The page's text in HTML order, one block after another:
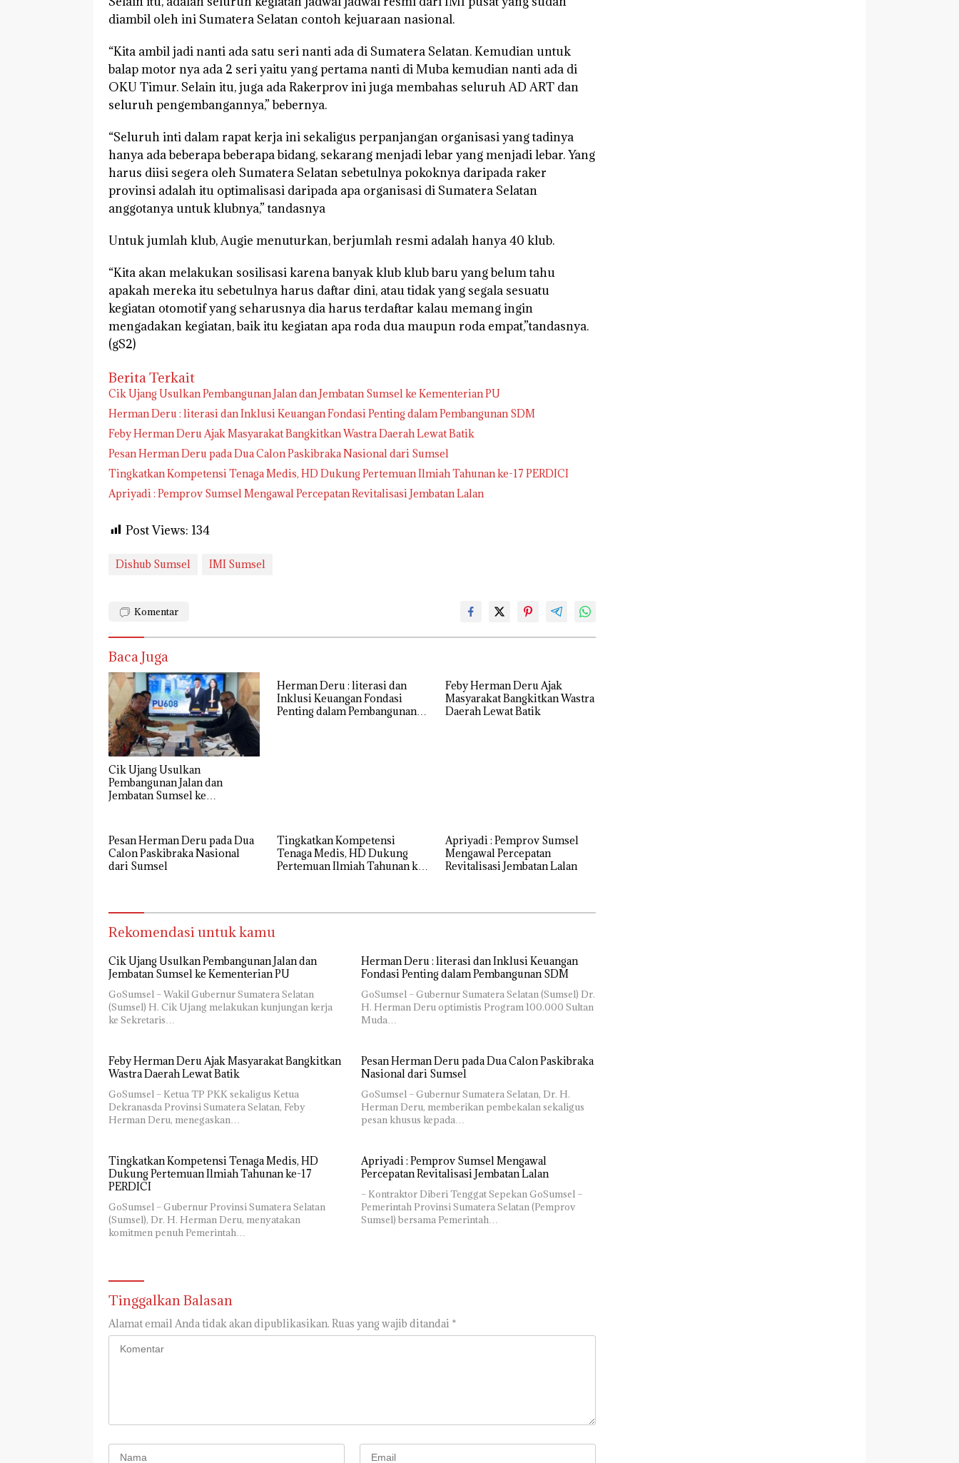
diambil oleh ini Sumatera Selatan contoh kejuaraan nasional.
“Kita ambil jadi nanti ada satu seri nanti ada di Sumatera Selatan. Kemudian untuk
balap motor nya ada 2 seri yaitu yang pertama nanti di Muba kemudian nanti ada di
OKU Timur. Selain itu, juga ada Rakerprov ini juga membahas seluruh AD ART dan
seluruh pengembangannya,” bebernya.
“Seluruh inti dalam rapat kerja ini sekaligus perpanjangan organisasi yang tadinya
hanya ada beberapa beberapa bidang, sekarang menjadi lebar yang menjadi lebar. Yang
harus diisi segera oleh Sumatera Selatan sebetulnya pokoknya daripada raker
provinsi adalah itu optimalisasi daripada apa organisasi di Sumatera Selatan
anggotanya untuk klubnya,” tandasnya
Untuk jumlah klub, Augie menuturkan, berjumlah resmi adalah hanya 40 klub.
“Kita akan melakukan sosilisasi karena banyak klub klub baru yang belum tahu
apakah mereka itu sebetulnya harus daftar dini, atau tidak yang segala sesuatu
kegiatan otomotif yang seharusnya dia harus terdaftar kalau memang ingin
mengadakan kegiatan, baik itu kegiatan apa roda dua maupun roda empat,”tandasnya.
(gS2)
Berita Terkait
Cik Ujang Usulkan Pembangunan Jalan dan Jembatan Sumsel ke Kementerian PU
Herman Deru : literasi dan Inklusi Keuangan Fondasi Penting dalam Pembangunan SDM
Feby Herman Deru Ajak Masyarakat Bangkitkan Wastra Daerah Lewat Batik
Pesan Herman Deru pada Dua Calon Paskibraka Nasional dari Sumsel
Tingkatkan Kompetensi Tenaga Medis, HD Dukung Pertemuan Ilmiah Tahunan ke-17 PERDICI
Apriyadi : Pemprov Sumsel Mengawal Percepatan Revitalisasi Jembatan Lalan
Post Views: 134
Dishub Sumsel IMI Sumsel
Komentar
Baca Juga
Cik Ujang Usulkan
Pembangunan Jalan dan
Jembatan Sumsel ke
Herman Deru : literasi dan
Inklusi Keuangan Fondasi
Penting dalam Pembangunan
Feby Herman Deru Ajak
Masyarakat Bangkitkan Wastra
Daerah Lewat Batik
Pesan Herman Deru pada Dua
Calon Paskibraka Nasional
dari Sumsel
Tingkatkan Kompetensi
Tenaga Medis, HD Dukung
Pertemuan Ilmiah Tahunan ke-
Apriyadi : Pemprov Sumsel
Mengawal Percepatan
Revitalisasi Jembatan Lalan
Rekomendasi untuk kamu
Cik Ujang Usulkan Pembangunan Jalan dan
Jembatan Sumsel ke Kementerian PU
GoSumsel – Wakil Gubernur Sumatera Selatan
(Sumsel) H. Cik Ujang melakukan kunjungan kerja
ke Sekretaris…
Herman Deru : literasi dan Inklusi Keuangan
Fondasi Penting dalam Pembangunan SDM
GoSumsel – Gubernur Sumatera Selatan (Sumsel) Dr.
H. Herman Deru optimistis Program 100.000 Sultan
Muda…
Feby Herman Deru Ajak Masyarakat Bangkitkan
Wastra Daerah Lewat Batik
GoSumsel – Ketua TP PKK sekaligus Ketua
Dekranasda Provinsi Sumatera Selatan, Feby
Herman Deru, menegaskan…
Pesan Herman Deru pada Dua Calon Paskibraka
Nasional dari Sumsel
GoSumsel – Gubernur Sumatera Selatan, Dr. H.
Herman Deru, memberikan pembekalan sekaligus
pesan khusus kepada…
Tingkatkan Kompetensi Tenaga Medis, HD
Dukung Pertemuan Ilmiah Tahunan ke-17
PERDICI
GoSumsel – Gubernur Provinsi Sumatera Selatan
(Sumsel), Dr. H. Herman Deru, menyatakan
komitmen penuh Pemerintah…
Apriyadi : Pemprov Sumsel Mengawal
Percepatan Revitalisasi Jembatan Lalan
– Kontraktor Diberi Tenggat Sepekan GoSumsel –
Pemerintah Provinsi Sumatera Selatan (Pemprov
Sumsel) bersama Pemerintah…
Tinggalkan Balasan
Alamat email Anda tidak akan dipublikasikan. Ruas yang wajib ditandai *